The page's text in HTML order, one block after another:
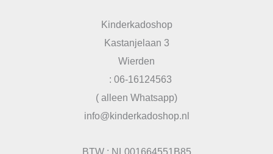
Kinderkadoshop
Kastanjelaan 3
Wierden
: 06-16124563
( alleen Whatsapp)
info@kinderkadoshop.nl
BTW : NL001664551B85